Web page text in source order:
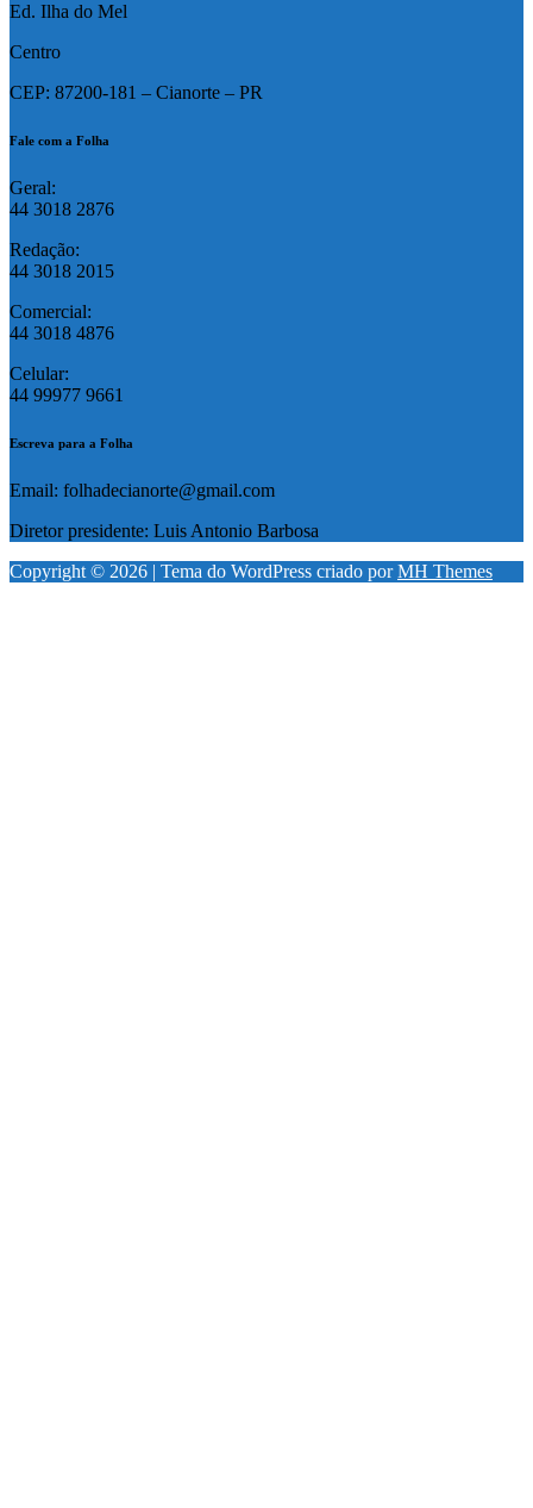
Ed. Ilha do Mel
Centro
CEP: 87200-181 – Cianorte – PR
Fale com a Folha
Geral:
44 3018 2876
Redação:
44 3018 2015
Comercial:
44 3018 4876
Celular:
44 99977 9661
Escreva para a Folha
Email: folhadecianorte@gmail.com
Diretor presidente: Luis Antonio Barbosa
Copyright © 2026 | Tema do WordPress criado porMH Themes